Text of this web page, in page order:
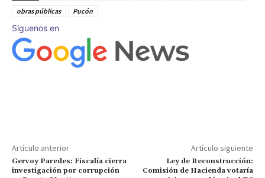
obras públicas
Pucón
Síguenos en
Artículo anterior
Gervoy Paredes: Fiscalía cierra
investigación por corrupción
Artículo siguiente
Ley de Reconstrucción:
Comisión de Hacienda votaría